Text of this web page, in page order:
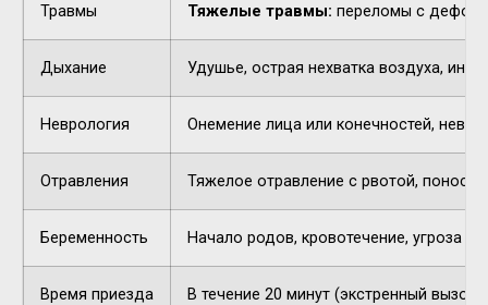
Травмы Тяжелые травмы: переломы с
Дыхание Удушье, острая нехватка воздуха,
Неврология Онемение лица или конечностей,
Отравления Тяжелое отравление с рвотой,
Беременность Начало родов, кровотечение, угроза
Время приезда В течение 20 минут (экстренный вызов).